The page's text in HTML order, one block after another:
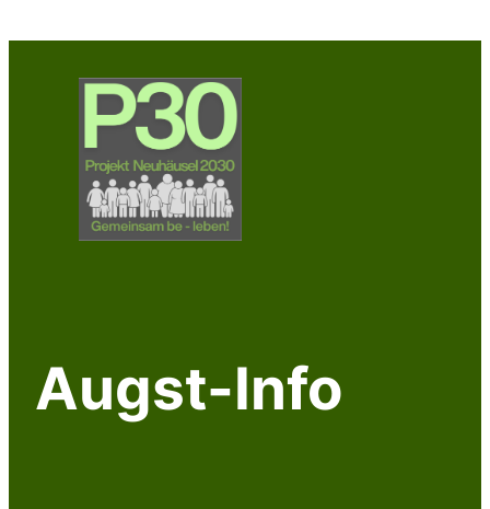
Inhalt
Augst-Info